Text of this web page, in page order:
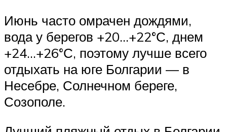
Июнь часто омрачен дождями,
вода у берегов +20…+22°С, днем
+24…+26°С, поэтому лучше всего
отдыхать на юге Болгарии — в
Несебре, Солнечном береге,
Созополе.